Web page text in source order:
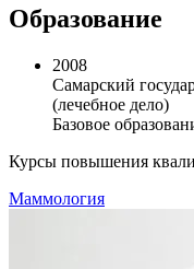
Образование
2008
Самарский
(лечебное дело)
Базовое
Курсы повышения
Маммология